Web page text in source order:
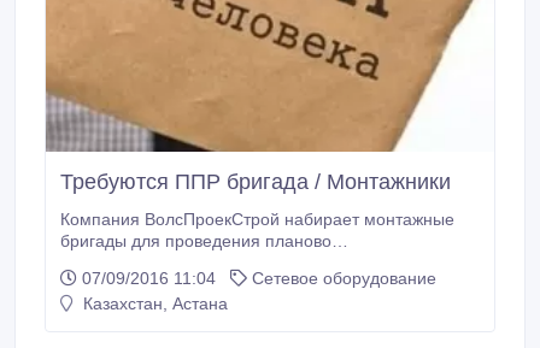
Требуются ППР бригада / Монтажники
Компания ВолсПроекСтрой набирает монтажные
бригады для проведения планово
Проведения планово профилактических работ на
сети FTTB ( в подъездах, на тех. этаже, в подвалах
07/09/2016 11:04
Сетевое оборудование
Казахстан, Астана